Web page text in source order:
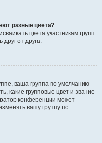
разные цвета?
цвета участникам групп
от друга.
ваша группа по умолчанию
какие групповые цвет и звание
конференции может
вашу группу по